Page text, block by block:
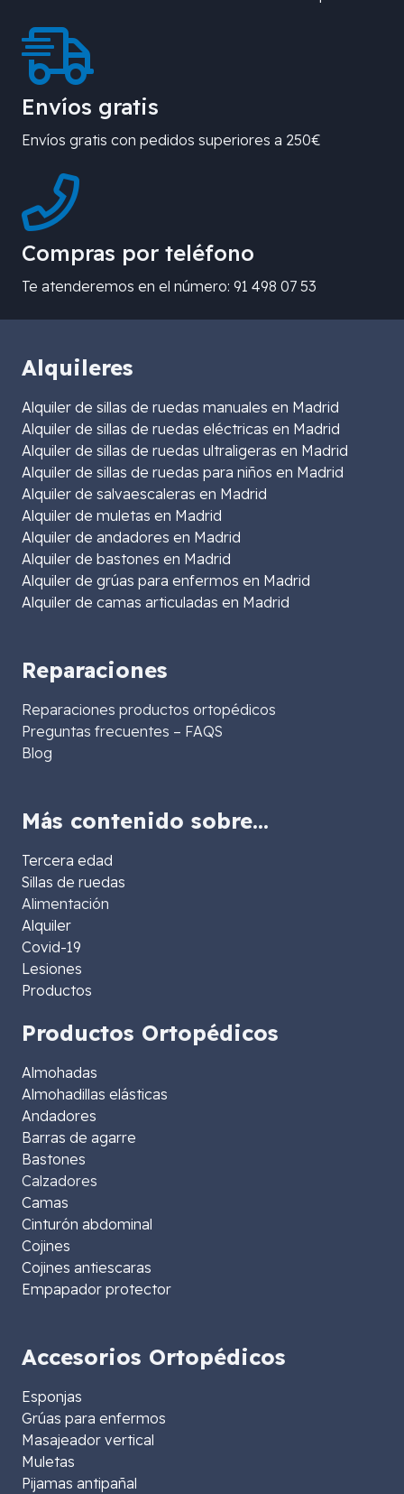
Envíos gratis
Envíos gratis con pedidos superiores a 250€
Compras por teléfono
Te atenderemos en el número: 91 498 07 53
Alquileres
Alquiler de sillas de ruedas manuales en Madrid
Alquiler de sillas de ruedas eléctricas en Madrid
Alquiler de sillas de ruedas ultraligeras en Madrid
Alquiler de sillas de ruedas para niños en Madrid
Alquiler de salvaescaleras en Madrid
Alquiler de muletas en Madrid
Alquiler de andadores en Madrid
Alquiler de bastones en Madrid
Alquiler de grúas para enfermos en Madrid
Alquiler de camas articuladas en Madrid
Reparaciones
Reparaciones productos ortopédicos
Preguntas frecuentes – FAQS
Blog
Más contenido sobre…
Tercera edad
Sillas de ruedas
Alimentación
Alquiler
Covid-19
Lesiones
Productos
Productos Ortopédicos
Almohadas
Almohadillas elásticas
Andadores
Barras de agarre
Bastones
Calzadores
Camas
Cinturón abdominal
Cojines
Cojines antiescaras
Empapador protector
Accesorios Ortopédicos
Esponjas
Grúas para enfermos
Masajeador vertical
Muletas
Pijamas antipañal